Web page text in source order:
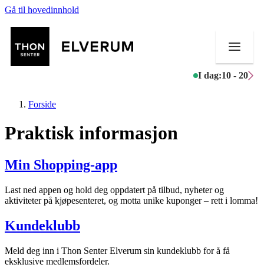
Gå til hovedinnhold
I dag:10 - 20
Butikker
Mat og drikke
Aktiviteter
Tilbud
Merker
Forside
Praktisk informasjon
Min Shopping-app
Last ned appen og hold deg oppdatert på tilbud, nyheter og
aktiviteter på kjøpesenteret, og motta unike kuponger – rett i lomma!
Kundeklubb
Meld deg inn i Thon Senter Elverum sin kundeklubb for å få
eksklusive medlemsfordeler.